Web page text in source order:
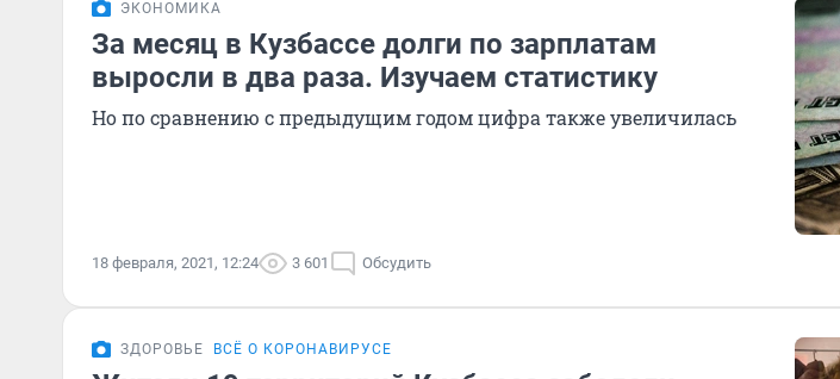
ЭКОНОМИКА
За месяц в Кузбассе долги по зарплатам
выросли в два раза. Изучаем статистику
Но по сравнению с предыдущим годом цифра также увеличилась
18 февраля, 2021, 12:24 3 601 Обсудить
ЗДОРОВЬЕ ВСЁ О КОРОНАВИРУСЕ